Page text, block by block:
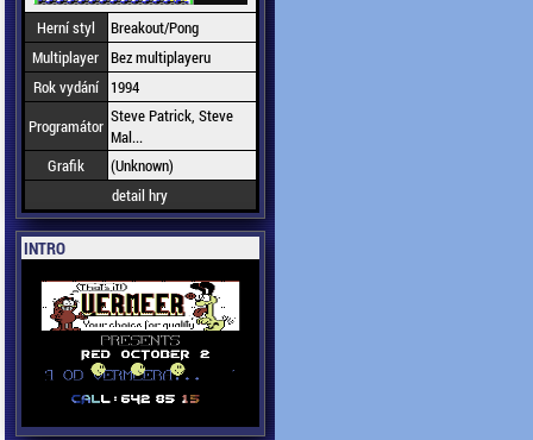
Herní styl
Breakout/Pong
Multiplayer Bez multiplayeru
Rok vydání
1994
Programátor Steve Patrick, Steve
Mal...
Grafik
(Unknown)
detail hry
INTRO